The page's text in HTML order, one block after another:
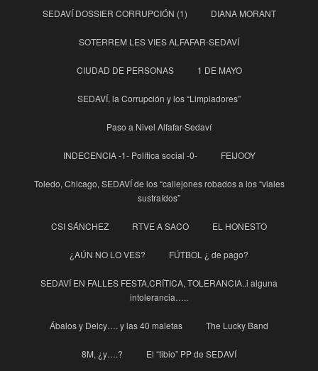
SEDAVÍ DOSSIER CORRUPCIÓN (1) DIANA MORANT
SOTERREM LES VIES ALFAFAR-SEDAVÍ
CIUDAD DE PERSONAS 1 DE MAYO
SEDAVÍ, la Corrupción y los “Limpiadores”
Paso a Nivel Alfafar-Sedaví
INDECENCIA -1- Política social -0- FEIJOOY
Toledo, Chicago, SEDAVÍ de los “callejones robados a los “viales
sustraídos”
CSI SÁNCHEZ RTVE A SACO EL HONESTO
¿AÚN NO LO VES? FÚTBOL ¿ de pago?
SEDAVÍ EN FALLES FESTA,CRÍTICA, TOLERANCIA..i alguna
intolerancia…..
Ábalos y Delcy…. y las 40 maletas The Lucky Band
8M, ¿y….? El “tibio” PP de SEDAVÍ